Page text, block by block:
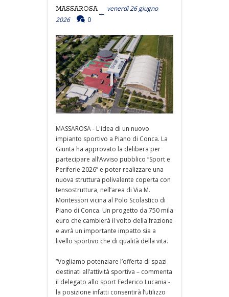
MASSAROSA
venerdì 26 giugno
2026
0
MASSAROSA - L'idea di un nuovo
impianto sportivo a Piano di Conca. La
Giunta ha approvato la delibera per
partecipare all’Avviso pubblico “Sport e
Periferie 2026” e poter realizzare una
nuova struttura polivalente coperta con
tensostruttura, nell’area di Via M.
Montessori vicina al Polo Scolastico di
Piano di Conca. Un progetto da 750 mila
euro che cambierà il volto della frazione
e avrà un importante impatto sia a
livello sportivo che di qualità della vita.
“Vogliamo potenziare l’offerta di spazi
destinati all’attività sportiva – commenta
il delegato allo sport Federico Lucania -
la posizione infatti consentirà l’utilizzo